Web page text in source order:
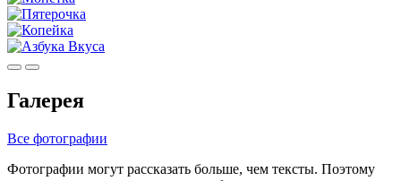
Галерея
Все фотографии
Фотографии могут рассказать больше, чем тексты. Поэтому